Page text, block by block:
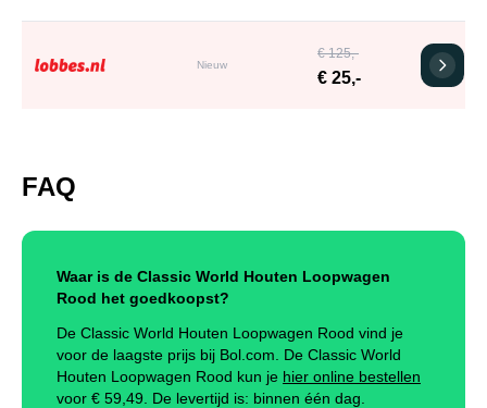
Nieuw
€ 125,-
€ 25,-
FAQ
Waar is de Classic World Houten Loopwagen
Rood het goedkoopst?
De Classic World Houten Loopwagen Rood vind je
voor de laagste prijs bij Bol.com. De Classic World
Houten Loopwagen Rood kun je hier online bestellen
voor € 59,49 De levertijd is: binnen één dag.